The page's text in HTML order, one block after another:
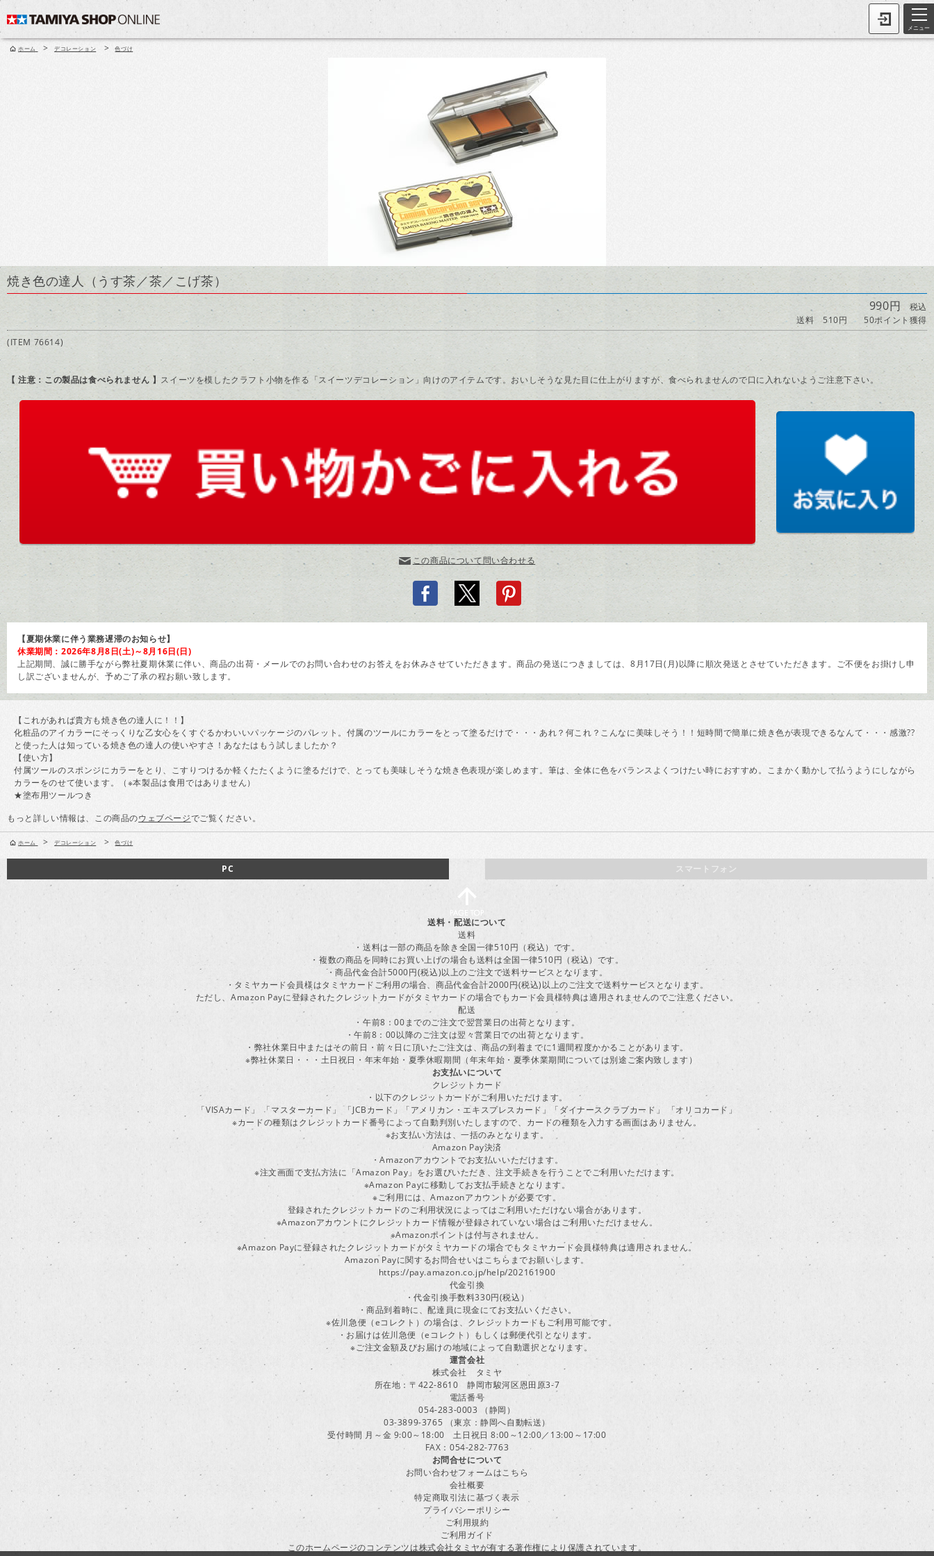
メニュー
ホーム > デコレーション > 色づけ
焼き色の達人（うす茶／茶／こげ茶）
990円 税込
送料 510円
50ポイント獲得
(ITEM 76614)
【 注意：この製品は食べられません 】 スイーツを模したクラフト小物を作る「スイーツデコレーション」向けのアイテムです。おいしそうな見た目に仕上がりますが、食べられませんので口に入れないようご注意下さい。
この商品について問い合わせる
【夏期休業に伴う業務遅滞のお知らせ】
休業期間：2026年8月8日(土)～8月16日(日)
上記期間、誠に勝手ながら弊社夏期休業に伴い、商品の出荷・メールでのお問い合わせのお答えをお休みさせていただきます。商品の発送につきましては、8月17日(月)以降に順次発送とさせていただきます。ご不便をお掛けし申
し訳ございませんが、予めご了承の程お願い致します。
【これがあれば貴方も焼き色の達人に！！】
化粧品のアイカラーにそっくりな乙女心をくすぐるかわいいパッケージのパレット。付属のツールにカラーをとって塗るだけで・・・あれ？何これ？こんなに美味しそう！！短時間で簡単に焼き色が表現できるなんて・・・感激??
と使った人は知っている焼き色の達人の使いやすさ！あなたはもう試しましたか？
【使い方】
付属ツールのスポンジにカラーをとり、こすりつけるか軽くたたくように塗るだけで、とっても美味しそうな焼き色表現が楽しめます。筆は、全体に色をバランスよくつけたい時におすすめ。こまかく動かして払うようにしながら
カラーをのせて使います。（※本製品は食用ではありません）
★塗布用ツールつき
もっと詳しい情報は、この商品のウェブページでご覧ください。
ホーム > デコレーション > 色づけ
スマートフォン
PC
送料・配送について
送料
・送料は一部の商品を除き全国一律510円（税込）です。
・複数の商品を同時にお買い上げの場合も送料は全国一律510円（税込）です。
・商品代金合計5000円(税込)以上のご注文で送料サービスとなります。
・タミヤカード会員様はタミヤカードご利用の場合、商品代金合計2000円(税込)以上のご注文で送料サービスとなります。
ただし、Amazon Payに登録されたクレジットカードがタミヤカードの場合でもカード会員様特典は適用されませんのでご注意ください。
配送
・午前8：00までのご注文で翌営業日の出荷となります。
・午前8：00以降のご注文は翌々営業日での出荷となります。
・弊社休業日中またはその前日・前々日に頂いたご注文は、商品の到着までに1週間程度かかることがあります。
※弊社休業日・・・土日祝日・年末年始・夏季休暇期間（年末年始・夏季休業期間については別途ご案内致します）
お支払いについて
クレジットカード
・以下のクレジットカードがご利用いただけます。
「VISAカード」 「マスターカード」 「JCBカード」「アメリカン・エキスプレスカード」「ダイナースクラブカード」 「オリコカード」
※カードの種類はクレジットカード番号によって自動判別いたしますので、カードの種類を入力する画面はありません。
※お支払い方法は、一括のみとなります。
Amazon Pay決済
・Amazonアカウントでお支払いいただけます。
※注文画面で支払方法に「Amazon Pay」をお選びいただき、注文手続きを行うことでご利用いただけます。
※Amazon Payに移動してお支払手続きとなります。
※ご利用には、Amazonアカウントが必要です。
登録されたクレジットカードのご利用状況によってはご利用いただけない場合があります。
※Amazonアカウントにクレジットカード情報が登録されていない場合はご利用いただけません。
※Amazonポイントは付与されません。
※Amazon Payに登録されたクレジットカードがタミヤカードの場合でもタミヤカード会員様特典は適用されません。
Amazon Payに関するお問合せいはこちらまでお願いします。
https://pay.amazon.co.jp/help/202161900
代金引換
・代金引換手数料330円(税込）
・商品到着時に、配達員に現金にてお支払いください。
※佐川急便（eコレクト）の場合は、クレジットカードもご利用可能です。
・お届けは佐川急便（eコレクト）もしくは郵便代引となります。
※ご注文金額及びお届けの地域によって自動選択となります。
運営会社
株式会社 タミヤ
所在地：〒422-8610 静岡市駿河区恩田原3-7
電話番号
054-283-0003 （静岡）
03-3899-3765 （東京：静岡へ自動転送）
受付時間 月～金 9:00～18:00 土日祝日 8:00～12:00／13:00～17:00
FAX：054-282-7763
お問合せについて
お問い合わせフォームはこちら
会社概要
特定商取引法に基づく表示
プライバシーポリシー
ご利用規約
ご利用ガイド
このホームページのコンテンツは株式会社タミヤが有する著作権により保護されています。